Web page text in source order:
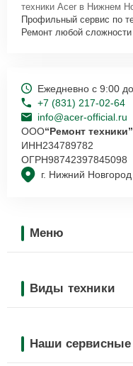
техники Acer в Нижнем
Профильный сервис по
Ремонт любой сложности
г. Нижний
Ежедневно с 9:00
+7 (831) 217-02-64
info@acer-official.ru
ООО“Ремонт техники”
ИНН234789782
ОГРН98742397845098
Меню
Виды техники
Наши